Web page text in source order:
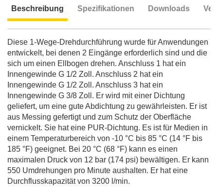
Beschreibung Spezifikationen Downloads
Diese 1-Wege-Drehdurchführung wurde für Anwendungen
entwickelt, bei denen 2 Eingänge erforderlich sind und die
sich um einen Ellbogen drehen. Anschluss 1 hat ein
Innengewinde G 1/2 Zoll. Anschluss 2 hat ein
Innengewinde G 1/2 Zoll. Anschluss 3 hat ein
Innengewinde G 3/8 Zoll. Er wird mit einer Dichtung
geliefert, um eine gute Abdichtung zu gewährleisten. Er ist
aus Messing gefertigt und zum Schutz der Oberfläche
vernickelt. Sie hat eine PUR-Dichtung. Es ist für Medien in
einem Temperaturbereich von -10 °C bis 85 °C (14 °F bis
185 °F) geeignet. Bei 20 °C (68 °F) kann es einen
maximalen Druck von 12 bar (174 psi) bewältigen. Er kann
550 Umdrehungen pro Minute aushalten. Er hat eine
Durchflusskapazität von 3200 l/min.